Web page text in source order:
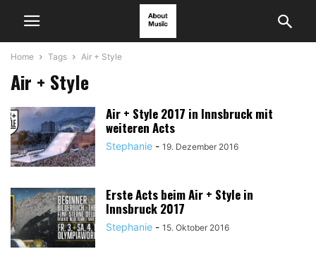
Home Tags Air + Style
Air + Style
Air + Style 2017 in Innsbruck mit
weiteren Acts
Stephanie - 19. Dezember 2016
Erste Acts beim Air + Style in
Innsbruck 2017
Stephanie - 15. Oktober 2016